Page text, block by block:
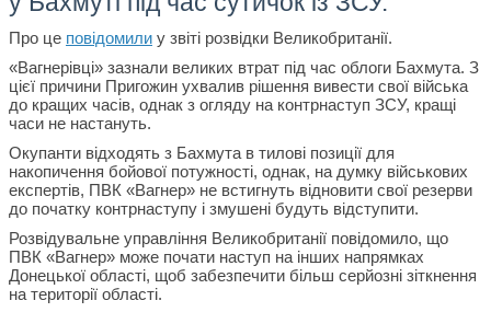
Про це повідомили у звіті розвідки Великобританії.
«Вагнерівці» зазнали великих втрат під час облоги Бахмута. З
цієї причини Пригожин ухвалив рішення вивести свої війська
до кращих часів, однак з огляду на контрнаступ ЗСУ, кращі
часи не настануть.
Окупанти відходять з Бахмута в тилові позиції для
накопичення бойової потужності, однак, на думку військових
експертів, ПВК «Вагнер» не встигнуть відновити свої резерви
до початку контрнаступу і змушені будуть відступити.
Розвідувальне управління Великобританії повідомило, що
ПВК «Вагнер» може почати наступ на інших напрямках
Донецької області, щоб забезпечити більш серйозні зіткнення
на території області.